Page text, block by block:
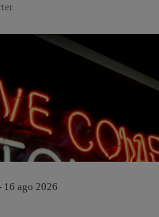
16 ago 2026